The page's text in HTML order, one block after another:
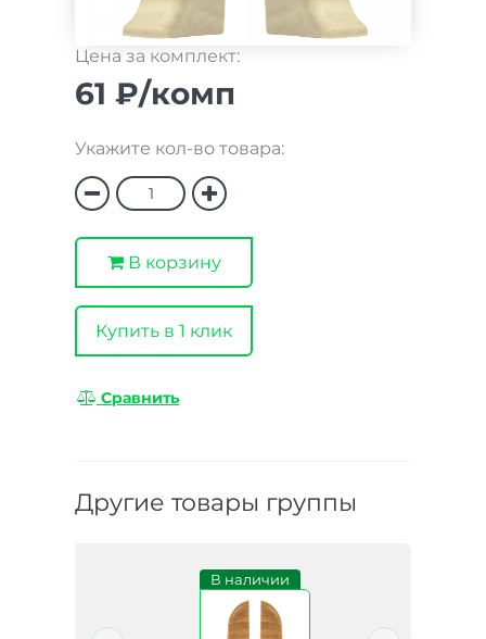
Цена за комплект:
61 ₽/комп
Укажите кол-во товара:
В корзину
Купить в 1 клик
Сравнить
Другие товары группы
В наличии